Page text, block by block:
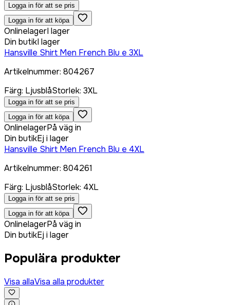
Logga in för att se pris
Logga in för att köpa
OnlinelagerI lager
Din butikI lager
Hansville Shirt Men French Blu e 3XL
Artikelnummer: 804267
Färg: LjusblåStorlek: 3XL
Logga in för att se pris
Logga in för att köpa
OnlinelagerPå väg in
Din butikEj i lager
Hansville Shirt Men French Blu e 4XL
Artikelnummer: 804261
Färg: LjusblåStorlek: 4XL
Logga in för att se pris
Logga in för att köpa
OnlinelagerPå väg in
Din butikEj i lager
Populära produkter
Visa allaVisa alla produkter